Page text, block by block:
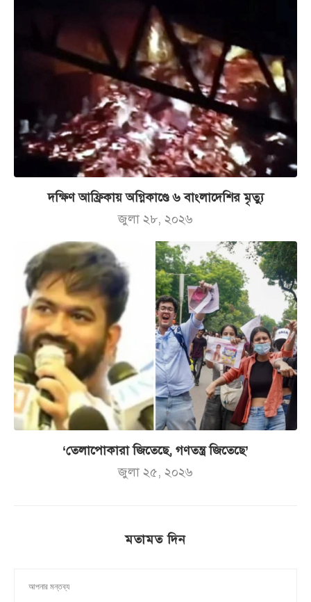
দক্ষিণ আফ্রিকায় অগ্নিকাণ্ডে ৬ বাংলাদেশির মৃত্যু
জুলা ২৮, ২০২৬
‘তেলাপোকারা জিতেছে, গণতন্ত্র জিতেছে’
জুলা ২৫, ২০২৬
মতামত দিন